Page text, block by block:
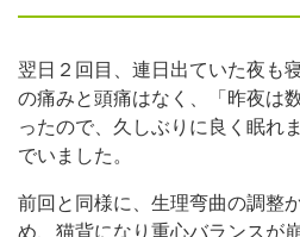
翌日２回目、連日出ていた夜も
の痛みと頭痛はなく、「昨夜は
ったので、久しぶりに良く眠れ
でいました。
前回と同様に、生理弯曲の調整
め、猫背になり重心バランスが